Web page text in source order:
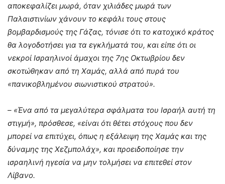
αποκεφαλίζει μωρά, όταν χιλιάδες μωρά των
Παλαιστινίων χάνουν το κεφάλι τους στους
βομβαρδισμούς της Γάζας, τόνισε ότι το κατοχικό κράτος
θα λογοδοτήσει για τα εγκλήματά του, και είπε ότι οι
νεκροί Ισραηλινοί άμαχοι της 7ης Οκτωβρίου δεν
σκοτώθηκαν από τη Χαμάς, αλλά από πυρά του
«πανικοβλημένου σιωνιστικού στρατού».
– «Ένα από τα μεγαλύτερα σφάλματα του Ισραήλ αυτή τη
στιγμή», πρόσθεσε, «είναι ότι θέτει στόχους που δεν
μπορεί να επιτύχει, όπως η εξάλειψη της Χαμάς και της
δύναμης της Χεζμπολάχ», και προειδοποίησε την
ισραηλινή ηγεσία να μην τολμήσει να επιτεθεί στον
Λίβανο.